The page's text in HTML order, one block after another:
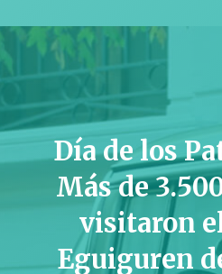
Día de los
Más de
visitaron
Eguiguren